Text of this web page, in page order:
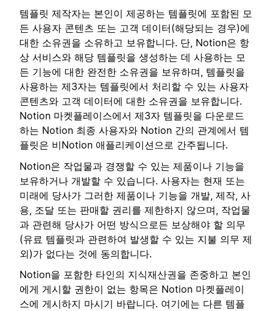
템플릿 제작자는 본인이 제공하는 템플릿에 포함된 모
든 사용자 콘텐츠 또는 고객 데이터(해당되는 경우)에
대한 소유권을 소유하고 보유합니다. 단, Notion은 항
상 서비스와 해당 템플릿을 생성하는 데 사용하는 모
든 기능에 대한 완전한 소유권을 보유하며, 템플릿을
사용하는 제3자는 템플릿에서 처리할 수 있는 사용자
콘텐츠와 고객 데이터에 대한 소유권을 보유합니다.
Notion 마켓플레이스에서 제3자 템플릿을 다운로드
하는 Notion 최종 사용자와 Notion 간의 관계에서 템
플릿은 비Notion 애플리케이션으로 간주됩니다.
Notion은 작업물과 경쟁할 수 있는 제품이나 기능을
보유하거나 개발할 수 있습니다. 사용자는 현재 또는
미래에 당사가 그러한 제품이나 기능을 개발, 제작, 사
용, 조달 또는 판매할 권리를 제한하지 않으며, 작업물
과 관련해 당사가 어떤 방식으로든 보상해야 할 의무
(유료 템플릿과 관련하여 발생할 수 있는 지불 의무 제
외)가 없다는 것에 동의합니다.
Notion을 포함한 타인의 지식재산권을 존중하고 본인
에게 게시할 권한이 없는 항목은 Notion 마켓플레이
스에 게시하지 마시기 바랍니다. 여기에는 다른 템플